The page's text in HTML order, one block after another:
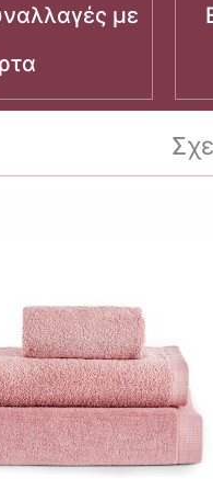
με